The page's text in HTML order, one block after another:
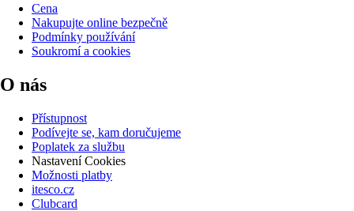
Cena
Nakupujte online bezpečně
Podmínky používání
Soukromí a cookies
O nás
Přístupnost
Podívejte se, kam doručujeme
Poplatek za službu
Nastavení Cookies
Možnosti platby
itesco.cz
Clubcard